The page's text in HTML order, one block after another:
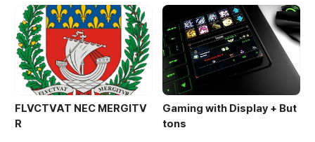
여행이라 (그저 휴학생이 최고다. 그땐 몰랐지만) 여행 경
로를 바꿔 팔자에 없는 Dresden을 방문했더랬다. 그리고
기대 이상의 모습을 마음에 담게 되었다. 오래된 사진(당시
엔 디카가..
FLVCTVAT NEC MERGITV
R
Gaming with Display + But
tons